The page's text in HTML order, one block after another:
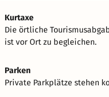
Kurtaxe
Die örtliche
ist vor Ort zu begleichen.
Parken
Private Parkplätze stehen